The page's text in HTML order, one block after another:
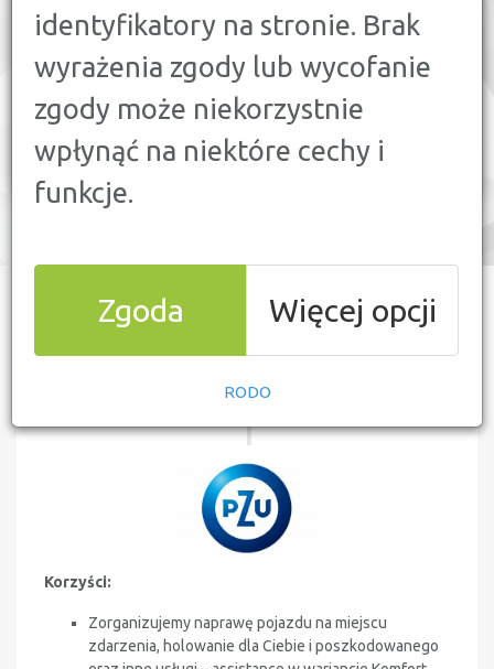
identyfikatory na stronie. Brak
wyrażenia zgody lub wycofanie
zgody może niekorzystnie
wpłynąć na niektóre cechy i
funkcje.
Zgoda Więcej opcji
RODO
Ranking ubezpieczeń OC/AC
Sprawdź i wybierz najlepsze dla siebie.
WYNIKI PORÓWNANIA
1
Korzyści:
Zorganizujemy naprawę pojazdu na miejscu
zdarzenia, holowanie dla Ciebie i poszkodowanego